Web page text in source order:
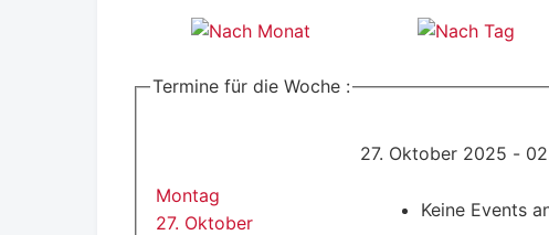
Termine für die Woche :
27. Oktober 2025 -
Montag
27. Oktober
Keine Events